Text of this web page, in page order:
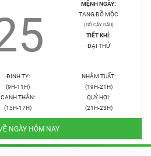
MỆNH NGÀY:
TANG ĐỒ MỘC
(GỖ CÂY DÂU)
TIẾT KHÍ:
ĐẠI THỬ
ĐINH TỴ:
(9H-11H)
CANH THÂN:
(15H-17H)
NHÂM TUẤT:
(19H-21H)
QUÝ HỢI:
(21H-23H)
NGÀY HÔM NAY